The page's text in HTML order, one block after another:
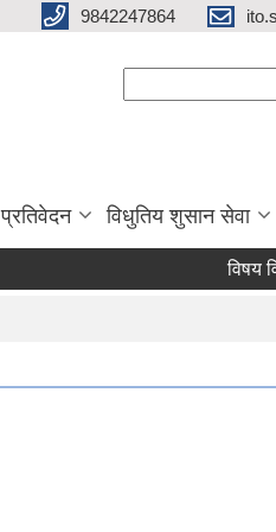
9842247864
प्रतिवेदन विधुतिय शुसान सेवा
विषय